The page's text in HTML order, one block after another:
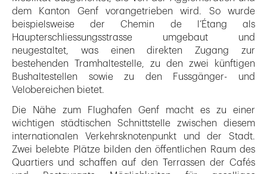
dem Kanton Genf vorangetrieben wird. So wurde
beispielsweise der Chemin de l’Étang als
Haupterschliessungsstrasse umgebaut und
neugestaltet, was einen direkten Zugang zur
bestehenden Tramhaltestelle, zu den zwei künftigen
Bushaltestellen sowie zu den Fussgänger- und
Velobereichen bietet.
Die Nähe zum Flughafen Genf macht es zu einer
wichtigen städtischen Schnittstelle zwischen diesem
internationalen Verkehrsknotenpunkt und der Stadt.
Zwei belebte Plätze bilden den öffentlichen Raum des
Quartiers und schaffen auf den Terrassen der Cafés